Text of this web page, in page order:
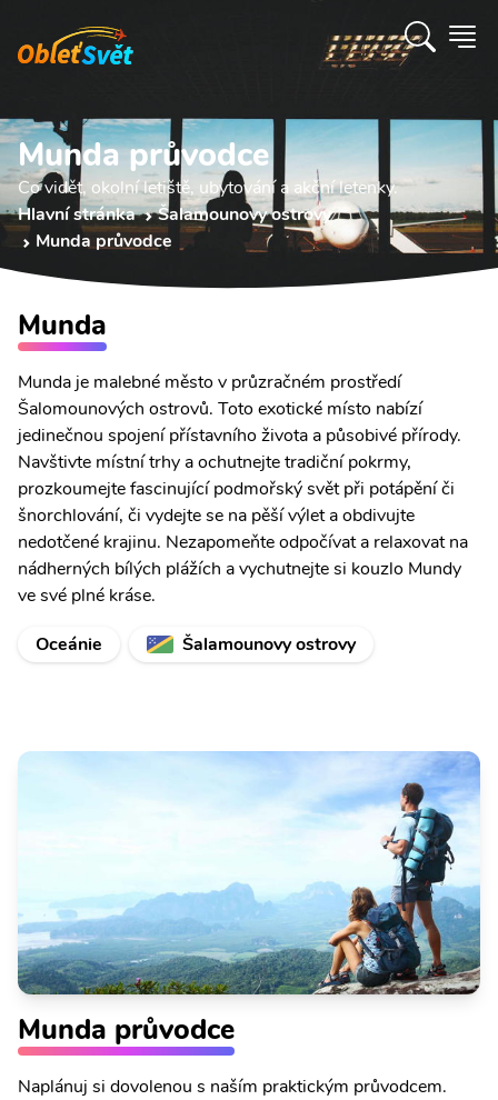
Munda průvodce
Co vidět, okolní letiště, ubytování a akční letenky.
Hlavní stránka
Šalamounovy ostrovy
Munda průvodce
Munda
Munda je malebné město v průzračném prostředí
Šalomounových ostrovů. Toto exotické místo nabízí
jedinečnou spojení přístavního života a působivé přírody.
Navštivte místní trhy a ochutnejte tradiční pokrmy,
prozkoumejte fascinující podmořský svět při potápění či
šnorchlování, či vydejte se na pěší výlet a obdivujte
nedotčené krajinu. Nezapomeňte odpočívat a relaxovat na
nádherných bílých plážích a vychutnejte si kouzlo Mundy
ve své plné kráse.
Oceánie
Šalamounovy ostrovy
Munda průvodce
Naplánuj si dovolenou s naším praktickým průvodcem.